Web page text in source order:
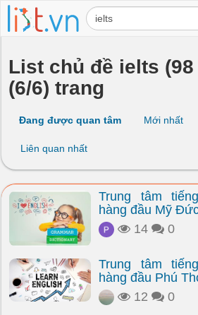
List chủ đề ielts
(6/6) trang
Đang được quan tâm Mới nhất
Liên quan nhất
Trung tâm
hàng đầu Mỹ
14
0
Trung tâm
hàng đầu Phú
12
0